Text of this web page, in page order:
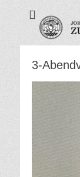
3-